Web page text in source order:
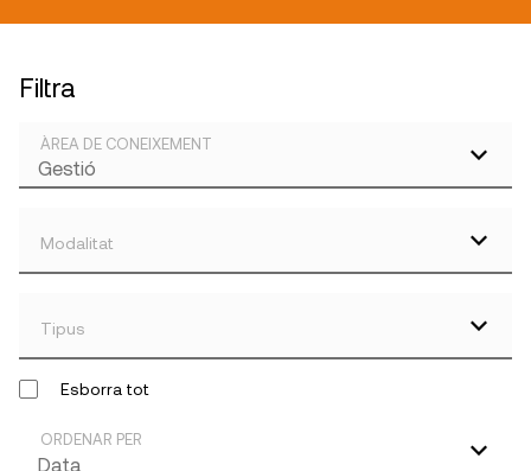
Filtra
ÀREA DE CONEIXEMENT
Modalitat
Tipus
Esborra tot
ORDENAR PER